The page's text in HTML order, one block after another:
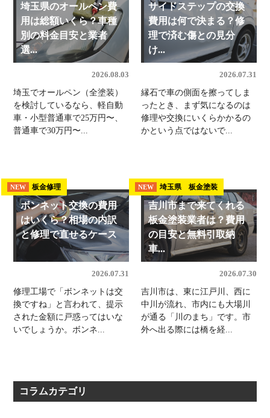
埼玉県のオールペン費
用は総額いくら？車種
別の料金目安と業者
選...
2026.08.03
埼玉でオールペン（全塗装）
を検討しているなら、軽自動
車・小型普通車で25万円〜、
普通車で30万円〜...
サイドステップの交換
費用は何で決まる？修
理で済む傷との見分
け...
2026.07.31
縁石で車の側面を擦ってしま
ったとき、まず気になるのは
修理や交換にいくらかかるの
かという点ではないで...
NEW 板金修理
ボンネット交換の費用
はいくら？相場の内訳
と修理で直せるケース
2026.07.31
修理工場で「ボンネットは交
換ですね」と言われて、提示
された金額に戸惑ってはいな
いでしょうか。ボンネ...
NEW 埼玉県 板金塗装
吉川市まで来てくれる
板金塗装業者は？費用
の目安と無料引取納
車...
2026.07.30
吉川市は、東に江戸川、西に
中川が流れ、市内にも大場川
が通る「川のまち」です。市
外へ出る際には橋を経...
コラムカテゴリ